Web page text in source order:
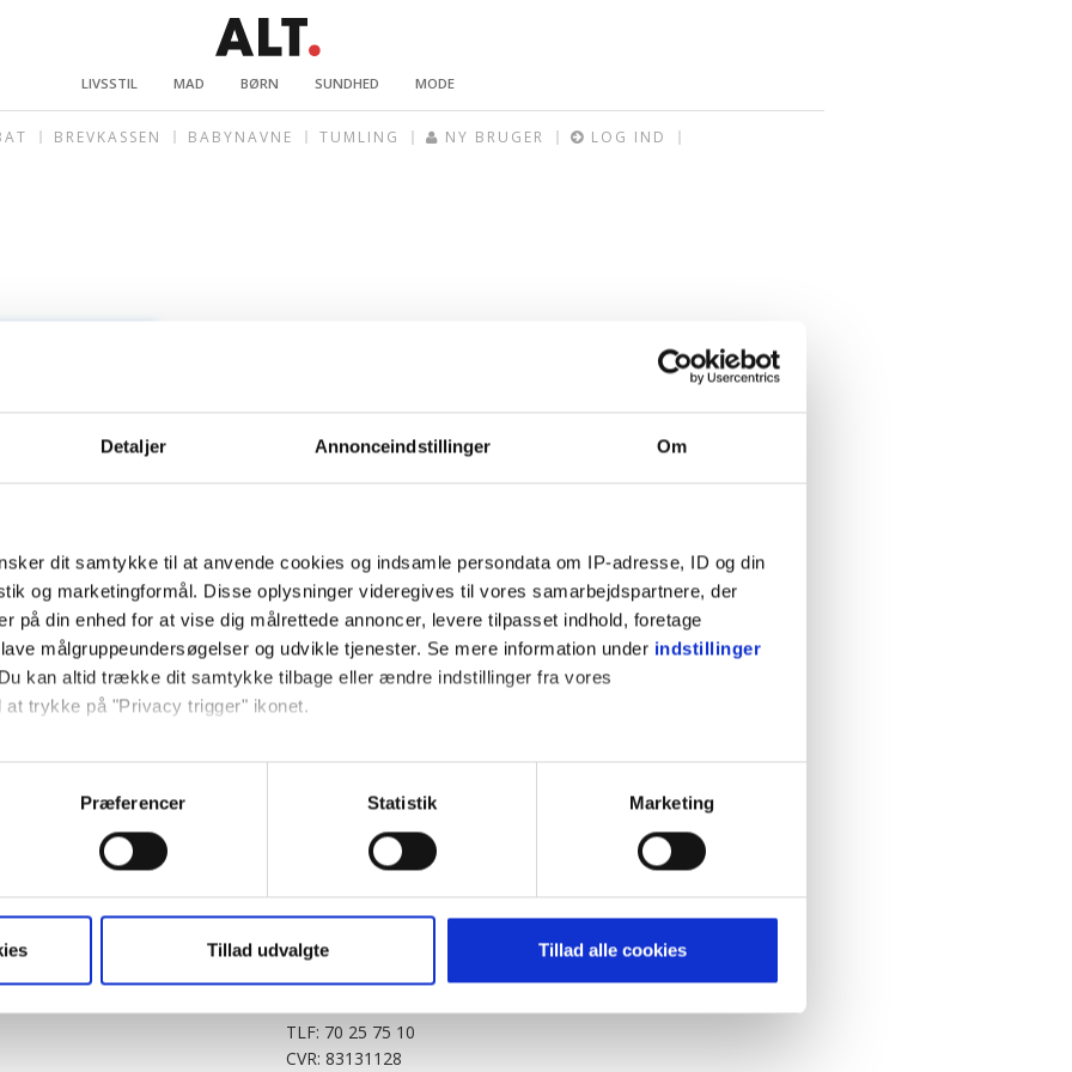
Detaljer Annonceindstillinger Om
dit samtykke til at anvende cookies og indsamle persondata om IP-adresse, ID og din
og marketingformål. Disse oplysninger videregives til vores samarbejdspartnere, der
på din enhed for at vise dig målrettede annoncer, levere tilpasset indhold, foretage
målgruppeundersøgelser og udvikle tjenester. Se mere information under indstillinger
kan altid trække dit samtykke tilbage eller ændre indstillinger fra vores
at trykke på "Privacy trigger" ikonet.
gerne:
om din placering, der kan være nøjagtig inden for få meter
baseret på en scanning af dens unikke karakteristika (fingerprinting)
må bruge egne cookies og cookies fra tredjeparter til at optimere dit besøg på vores
generere statistik og huske dine præferencer samt til brug for markedsføring, så vi
tilbage. Du skal være opmærksom på, at vores hjemmeside muligvis ikke fungerer
cookies eller tilbagetrækker et samtykke. Du kan læse mere om vores brug af cookies
Præferencer Statistik Marketing
Tillad udvalgte Tillad alle cookies
LIVSSTIL MAD BØRN SUNDHED MODE
BREVKASSEN BABYNAVNE TUMLING NY BRUGER LOG IND
KitchenOne.dk
Jollyroom.dk
Outnorth.dk
Klikk.no
Alt.dk
Realityportalen.dk
Cookiepolitik
Privatlivspolitik
BABY.DK
Story House Egmont A/S
Strødamvej 46
TLF: 70 25 75 10
CVR: 83131128